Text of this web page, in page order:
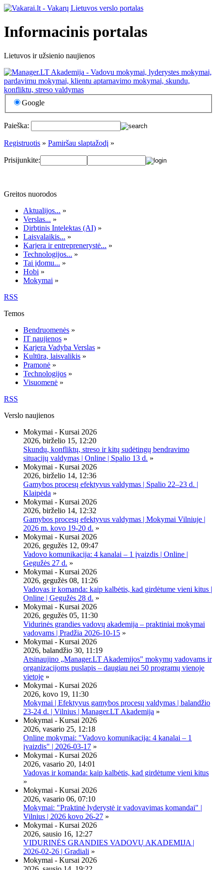
Informacinis portalas
Lietuvos ir užsienio naujienos
Google
Paieška:
Registruotis » Pamiršau slaptažodį »
Prisijunkite:
Greitos nuorodos
Aktualijos... »
Verslas... »
Dirbtinis Intelektas (AI) »
Laisvalaikis... »
Karjera ir entreprenerystė... »
Technologijos... »
Tai įdomu... »
Hobi »
Mokymai »
RSS
Temos
Bendruomenės »
IT naujienos »
Karjera Vadyba Verslas »
Kultūra, laisvalikis »
Pramonė »
Technologijos »
Visuomenė »
RSS
Verslo naujienos
Mokymai - Kursai 2026
2026, birželio 15, 12:20
Skundų, konfliktų, streso ir kitų sudėtingų bendravimo
situacijų valdymas | Online | Spalio 13 d. »
Mokymai - Kursai 2026
2026, birželio 14, 12:36
Gamybos procesų efektyvus valdymas | Spalio 22–23 d. |
Klaipėda »
Mokymai - Kursai 2026
2026, birželio 14, 12:32
Gamybos procesų efektyvus valdymas | Mokymai Vilniuje |
2026 m. kovo 19-20 d. »
Mokymai - Kursai 2026
2026, gegužės 12, 09:47
Vadovo komunikacija: 4 kanalai – 1 įvaizdis | Online |
Gegužės 27 d. »
Mokymai - Kursai 2026
2026, gegužės 08, 11:26
Vadovas ir komanda: kaip kalbėtis, kad girdėtume vieni kitus |
Online | Gegužės 28 d. »
Mokymai - Kursai 2026
2026, gegužės 05, 11:30
Vidurinės grandies vadovų akademija – praktiniai mokymai
vadovams | Pradžia 2026-10-15 »
Mokymai - Kursai 2026
2026, balandžio 30, 11:19
Atsinaujino „Manager.LT Akademijos" mokymų vadovams ir
organizacijoms puslapis – daugiau nei 50 programų vienoje
vietoje »
Mokymai - Kursai 2026
2026, kovo 19, 11:30
Mokymai | Efektyvus gamybos procesų valdymas | balandžio
23-24 d. | Vilnius | Manager.LT Akademija »
Mokymai - Kursai 2026
2026, vasario 25, 12:18
Online mokymai: "Vadovo komunikacija: 4 kanalai – 1
įvaizdis" | 2026-03-17 »
Mokymai - Kursai 2026
2026, vasario 20, 14:01
Vadovas ir komanda: kaip kalbėtis, kad girdėtume vieni kitus
»
Mokymai - Kursai 2026
2026, vasario 06, 07:10
Mokymai: "Praktinė lyderystė ir vadovavimas komandai" |
Vilnius | 2026 kovo 26-27 »
Mokymai - Kursai 2026
2026, sausio 16, 12:27
VIDURINĖS GRANDIES VADOVŲ AKADEMIJA |
2026-02-26 | Gradiali »
Mokymai - Kursai 2026